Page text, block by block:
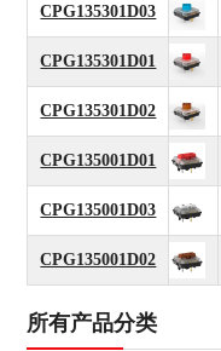
CPG135301D03
CPG135301D01
CPG135301D02
CPG135001D01
CPG135001D03
CPG135001D02
所有产品分类